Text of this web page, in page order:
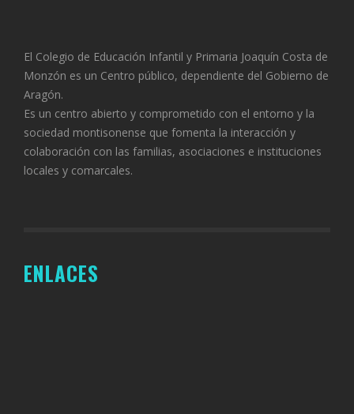
El Colegio de Educación Infantil y Primaria Joaquín Costa de
Monzón es un Centro público, dependiente del Gobierno de
Aragón.
Es un centro abierto y comprometido con el entorno y la
sociedad montisonense que fomenta la interacción y
colaboración con las familias, asociaciones e instituciones
locales y comarcales.
ENLACES